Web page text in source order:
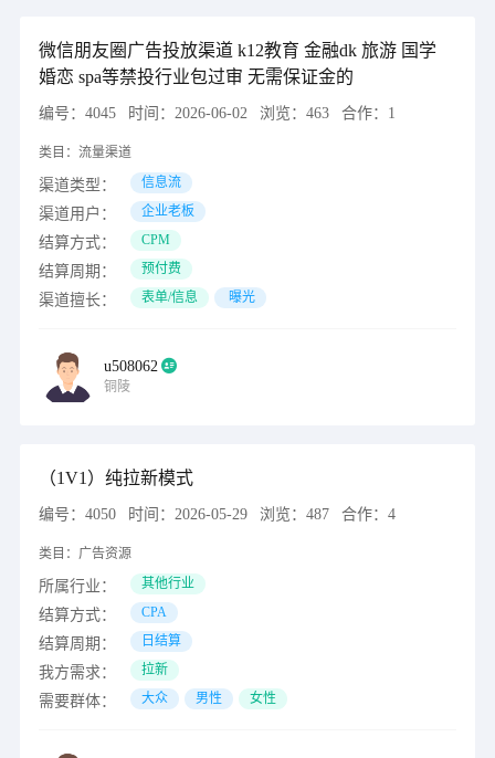
微信朋友圈广告投放渠道 k12教育 金融dk 旅游 国学
婚恋 spa等禁投行业包过审 无需保证金的
编号： 4045 时间： 2026-06-02 浏览： 463 合作： 1
类目： 流量渠道
渠道类型： 信息流
渠道用户： 企业老板
结算方式： CPM
结算周期： 预付费
渠道擅长： 表单/信息 曝光
u508062
铜陵
（1V1）纯拉新模式
编号： 4050 时间： 2026-05-29 浏览： 487 合作： 4
类目： 广告资源
所属行业： 其他行业
结算方式： CPA
结算周期： 日结算
我方需求： 拉新
需要群体： 大众 男性 女性